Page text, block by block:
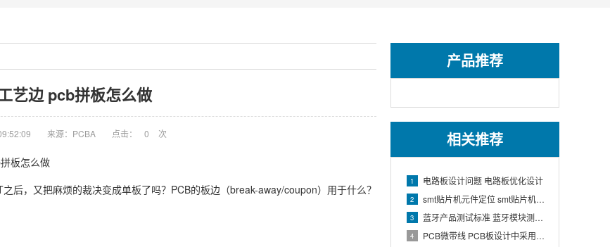
产品推荐
相关推荐
1 电路板设计问题 电路板优化设计
2 smt贴片机元件定位 smt贴片机结构
3 蓝牙产品测试标准 蓝牙模块测试方法
4 PCB微带线 PCB板设计中采用微带线和带状线,应用到什么原理
艺边 pcb拼板怎么做
来源：PCBA 点击： 0 次
后，又把麻烦的裁决变成单板了吗？PCB的板边（break-away/coupon）用于什么？